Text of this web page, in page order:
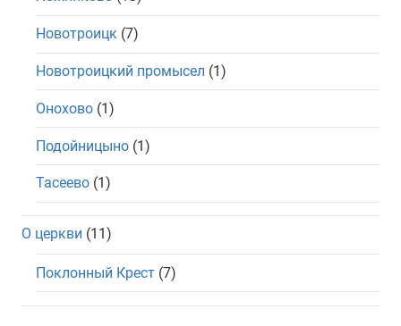
Новотроицк (7)
Новотроицкий промысел (1)
Онохово (1)
Подойницыно (1)
Тасеево (1)
О церкви (11)
Поклонный Крест (7)